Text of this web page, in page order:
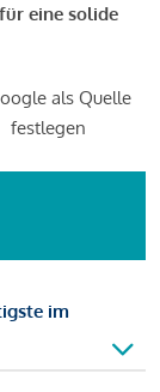
eine solide
als Quelle
festlegen
im